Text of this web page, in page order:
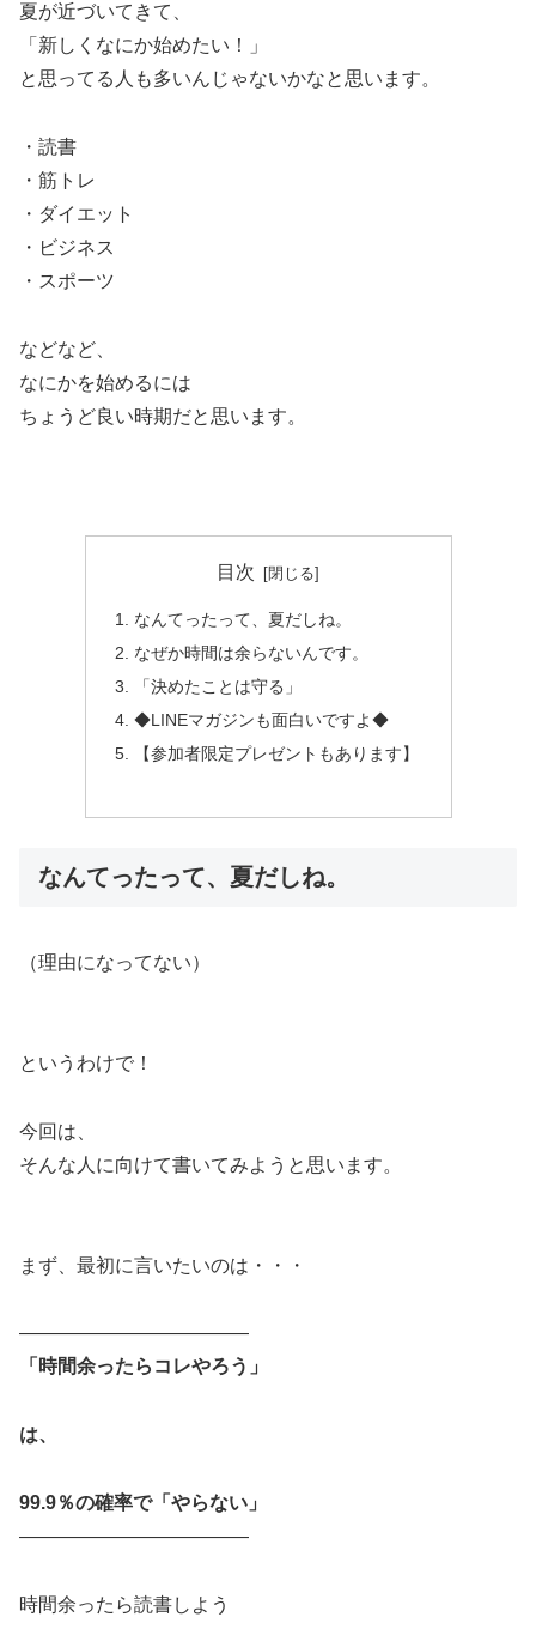
夏が近づいてきて、
「新しくなにか始めたい！」
と思ってる人も多いんじゃないかなと思います。
・読書
・筋トレ
・ダイエット
・ビジネス
・スポーツ
などなど、
なにかを始めるには
ちょうど良い時期だと思います。
目次
なんてったって、夏だしね。
なぜか時間は余らないんです。
「決めたことは守る」
◆LINEマガジンも面白いですよ◆
【参加者限定プレゼントもあります】
なんてったって、夏だしね。
（理由になってない）
というわけで！
今回は、
そんな人に向けて書いてみようと思います。
まず、最初に言いたいのは・・・
――――――――――――
「時間余ったらコレやろう」
は、
99.9％の確率で「やらない」
――――――――――――
時間余ったら読書しよう